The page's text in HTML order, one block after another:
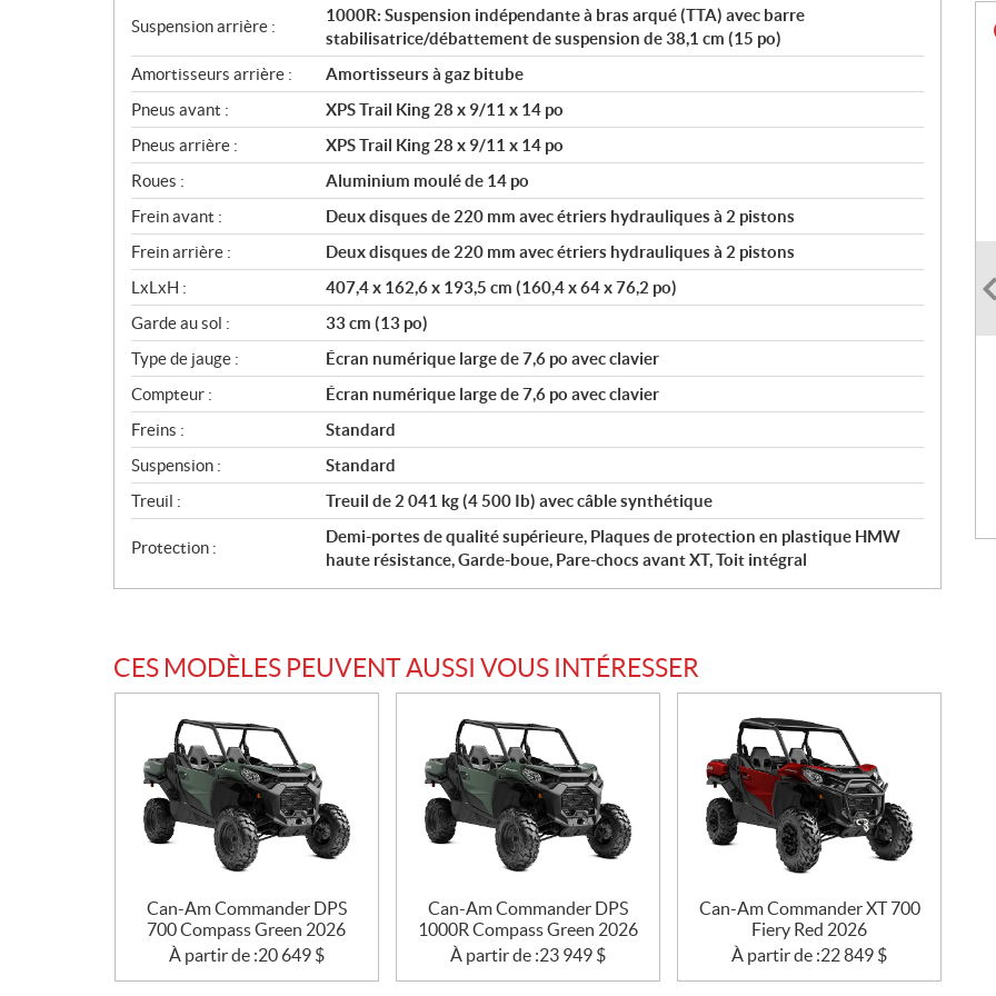
Suspension arrière :
1000R: Suspension indépendante à bras arqué (TTA) avec barre
stabilisatrice/débattement de suspension de 38,1 cm (15 po)
Amortisseurs arrière :
Amortisseurs à gaz bitube
Pneus avant :
XPS Trail King 28 x 9/11 x 14 po
Pneus arrière :
XPS Trail King 28 x 9/11 x 14 po
Roues :
Aluminium moulé de 14 po
Frein avant :
Deux disques de 220 mm avec étriers hydrauliques à 2 pistons
Frein arrière :
Deux disques de 220 mm avec étriers hydrauliques à 2 pistons
LxLxH :
407,4 x 162,6 x 193,5 cm (160,4 x 64 x 76,2 po)
Garde au sol :
33 cm (13 po)
Type de jauge :
Écran numérique large de 7,6 po avec clavier
Compteur :
Écran numérique large de 7,6 po avec clavier
Freins :
Standard
Suspension :
Standard
Treuil :
Treuil de 2 041 kg (4 500 Ib) avec câble synthétique
Protection :
Demi-portes de qualité supérieure, Plaques de protection en plastique HMW
haute résistance, Garde-boue, Pare-chocs avant XT, Toit intégral
CES MODÈLES PEUVENT AUSSI VOUS INTÉRESSER
Can-Am Commander DPS
700 Compass Green 2026
À partir de :20 649 $
Can-Am Commander DPS
1000R Compass Green 2026
À partir de :23 949 $
Can-Am Commander XT 700
Fiery Red 2026
À partir de :22 849 $